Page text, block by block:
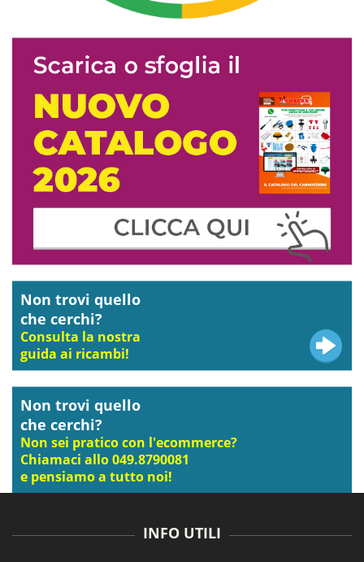
Non trovi quello
che cerchi?
Consulta la nostra
guida ai ricambi!
Non trovi quello
che cerchi?
Non sei pratico con l'ecommerce?
Chiamaci allo 049.8790081
e pensiamo a tutto noi!
INFO UTILI